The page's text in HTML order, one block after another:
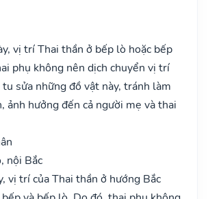
vị trí Thai thần ở bếp lò hoặc bếp
phụ không nên dịch chuyển vị trí
sửa những đồ vật này, tránh làm
ảnh hưởng đến cả người mẹ và thai
nội Bắc
vị trí của Thai thần ở hướng Bắc